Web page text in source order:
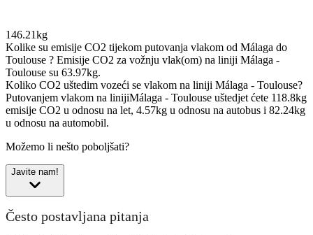
146.21kg
Kolike su emisije CO2 tijekom putovanja vlakom od Málaga do
Toulouse ? Emisije CO2 za vožnju vlak(om) na liniji Málaga -
Toulouse su 63.97kg.
Koliko CO2 uštedim vozeći se vlakom na liniji Málaga - Toulouse?
Putovanjem vlakom na linijiMálaga - Toulouse uštedjet ćete 118.8kg
emisije CO2 u odnosu na let, 4.57kg u odnosu na autobus i 82.24kg
u odnosu na automobil.
Možemo li nešto poboljšati?
Javite nam!
Često postavljana pitanja